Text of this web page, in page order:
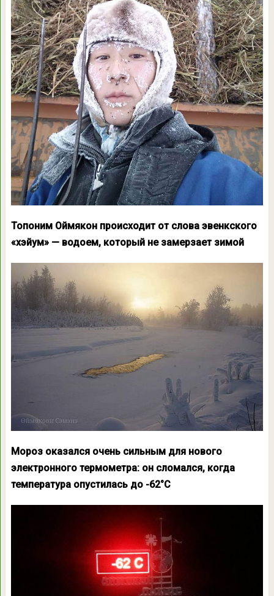
Топоним Оймякон происходит от слова эвенкского
«хэйум» — водоем, который не замерзает зимой
Мороз оказался очень сильным для нового
электронного термометра: он сломался, когда
температура опустилась до -62°С